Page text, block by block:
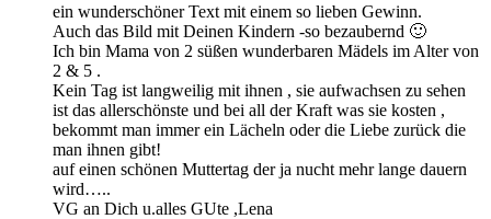
ein wunderschöner Text mit einem so lieben Gewinn.
Auch das Bild mit Deinen Kindern -so bezaubernd 🙂
Ich bin Mama von 2 süßen wunderbaren Mädels im Alter von
2 & 5 .
Kein Tag ist langweilig mit ihnen , sie aufwachsen zu sehen
ist das allerschönste und bei all der Kraft was sie kosten ,
bekommt man immer ein Lächeln oder die Liebe zurück die
man ihnen gibt!
auf einen schönen Muttertag der ja nucht mehr lange dauern
wird…..
VG an Dich u.alles GUte ,Lena